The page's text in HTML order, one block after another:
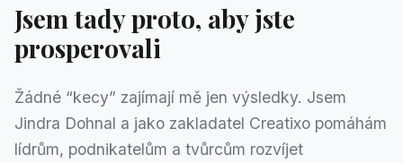
Jsem tady proto, aby jste
prosperovali
Žádné “kecy” zajímají mě jen výsledky. Jsem
Jindra Dohnal a jako zakladatel Creatixo pomáhám
lídrům, podnikatelům a tvůrcům rozvíjet